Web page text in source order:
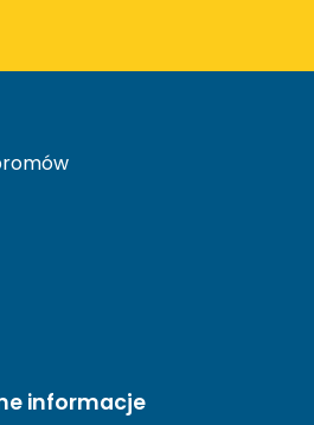
informacje